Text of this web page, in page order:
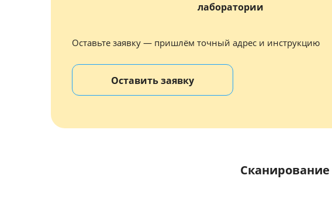
лаборатории
Оставьте заявку — пришлём точный адрес и инструкцию
Оставить заявку